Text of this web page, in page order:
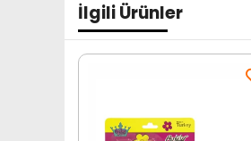
İlgili Ürünler